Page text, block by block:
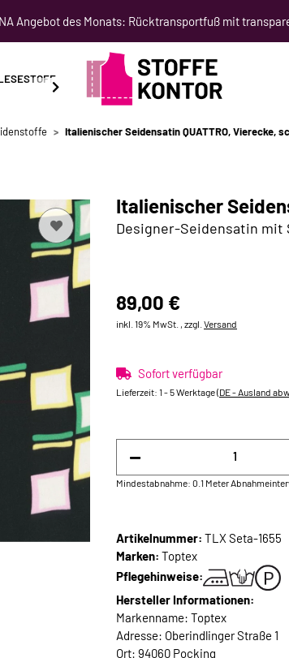
Angebot des Monats: Rücktransportfuß mit
SCHNITTMUSTER NÄHKURSE
Italienischer Seidensatin QUATTRO, Vierecke,
Italienischer
Designer-Seidensatin mit
89,00 €
inkl. 19% MwSt. , zzgl. Versand
Sofort verfügbar
Lieferzeit: 1 - 5 Werktage(DE - Ausland
Mindestabnahme: 0.1 Meter
Artikelnummer: TLX Seta-1655
Marken: Toptex
Pflegehinweise:
Hersteller Informationen:
Markenname: Toptex
Adresse: Oberindlinger Straße 1
Ort: 94060 Pocking